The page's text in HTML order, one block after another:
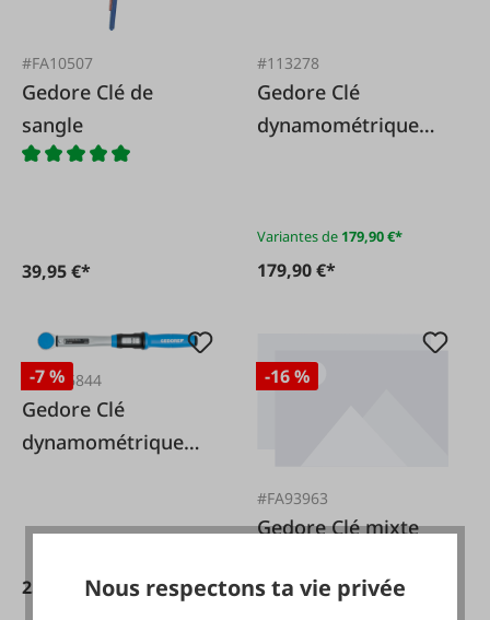
#FA10507
Gedore Clé de
sangle
39,95 €*
#113278
Gedore Clé
dynamométrique
Variantes de 179,90 €*
179,90 €*
-7 %
#FA126844
Gedore Clé
dynamométrique
259,90 €* 279,95 €*
-16 %
#FA93963
Gedore Clé mixte
Nous respectons ta vie privée